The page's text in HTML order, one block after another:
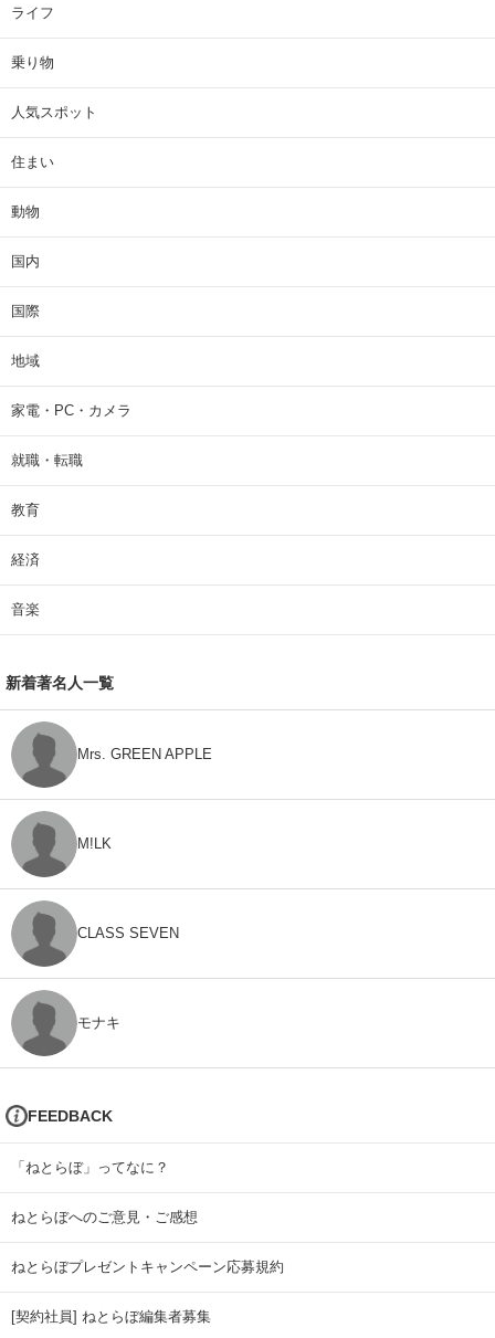
ライフ
乗り物
人気スポット
住まい
動物
国内
国際
地域
家電・PC・カメラ
就職・転職
教育
経済
音楽
新着著名人一覧
Mrs. GREEN APPLE
M!LK
CLASS SEVEN
モナキ
FEEDBACK
「ねとらぼ」ってなに？
ねとらぼへのご意見・ご感想
ねとらぼプレゼントキャンペーン応募規約
[契約社員] ねとらぼ編集者募集